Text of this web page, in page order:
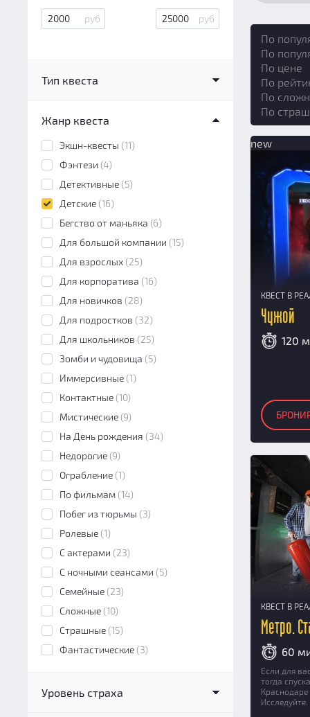
Тип квеста
Перформанс
Экшн-игра(0)
Жанр квеста
Экшн-квесты (11)
Фэнтези (4)
Детективные (5)
Детские (16)
Бегство от маньяка (6)
Для большой компании (15)
Для взрослых (25)
Для корпоратива (16)
Для новичков (28)
Для подростков (32)
Для школьников (25)
Зомби и чудовища (5)
Иммерсивные (1)
Контактные (10)
Мистические (9)
На День рождения (34)
Недорогие (9)
Ограбление (1)
По фильмам (14)
Побег из тюрьмы (3)
Ролевые (1)
С актерами (23)
С ночными сеансами (5)
Семейные (23)
Сложные (10)
Страшные (15)
Фантастические (3)
Уровень страха
По
По
По цене
По
По
По
new
КВЕСТ В
Чужой
120
КВЕСТ В
Метро.
60
Если для
тогда
Краснодаре
Исследуйте.